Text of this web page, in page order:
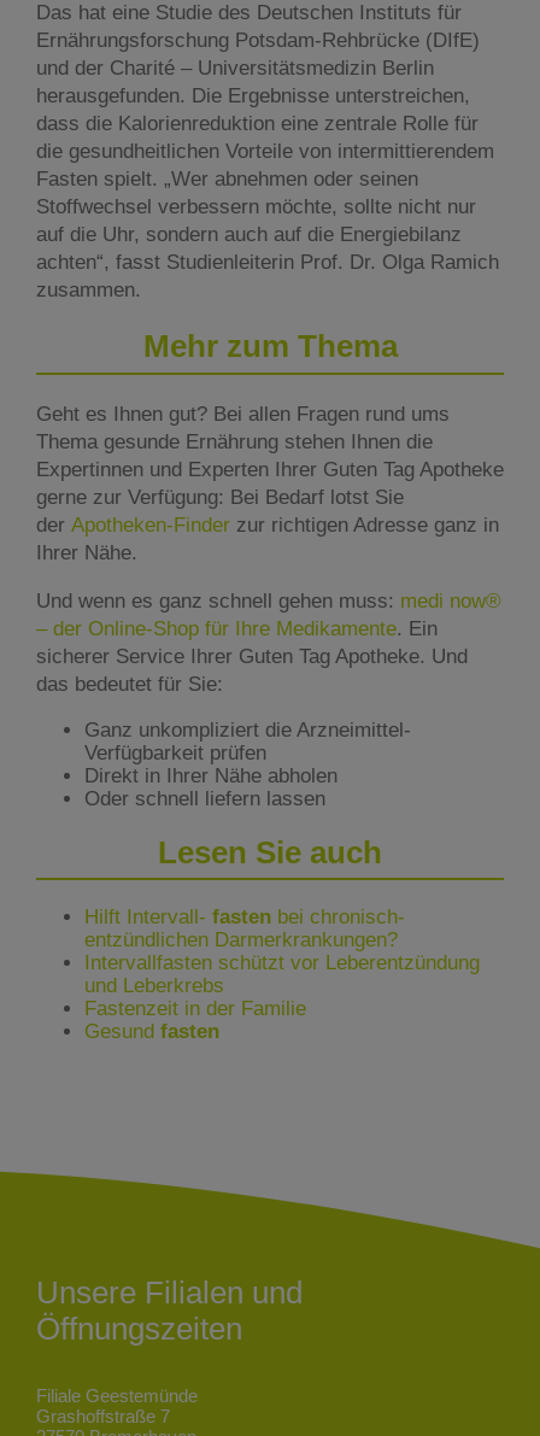
Das hat eine Studie des Deutschen Instituts für
Ernährungsforschung Potsdam-Rehbrücke (DIfE)
und der Charité – Universitätsmedizin Berlin
herausgefunden. Die Ergebnisse unterstreichen,
dass die Kalorienreduktion eine zentrale Rolle für
die gesundheitlichen Vorteile von intermittierendem
Fasten spielt. „Wer abnehmen oder seinen
Stoffwechsel verbessern möchte, sollte nicht nur
auf die Uhr, sondern auch auf die Energiebilanz
achten“, fasst Studienleiterin Prof. Dr. Olga Ramich
zusammen.
Mehr zum Thema
Geht es Ihnen gut? Bei allen Fragen rund ums
Thema gesunde Ernährung stehen Ihnen die
Expertinnen und Experten Ihrer Guten Tag Apotheke
gerne zur Verfügung: Bei Bedarf lotst Sie
der Apotheken-Finder zur richtigen Adresse ganz in
Ihrer Nähe.
Und wenn es ganz schnell gehen muss: medi now®
– der Online-Shop für Ihre Medikamente. Ein
sicherer Service Ihrer Guten Tag Apotheke. Und
das bedeutet für Sie:
Ganz unkompliziert die Arzneimittel-
Verfügbarkeit prüfen
Direkt in Ihrer Nähe abholen
Oder schnell liefern lassen
Lesen Sie auch
Hilft Intervall- fasten bei chronisch-
entzündlichen Darmerkrankungen?
Intervallfasten schützt vor Leberentzündung
und Leberkrebs
Fastenzeit in der Familie
Gesund fasten
Unsere Filialen und
Öffnungszeiten
Filiale Geestemünde
Grashoffstraße 7